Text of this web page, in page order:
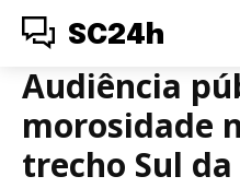
SC24h
Audiência
morosidade
trecho Sul da